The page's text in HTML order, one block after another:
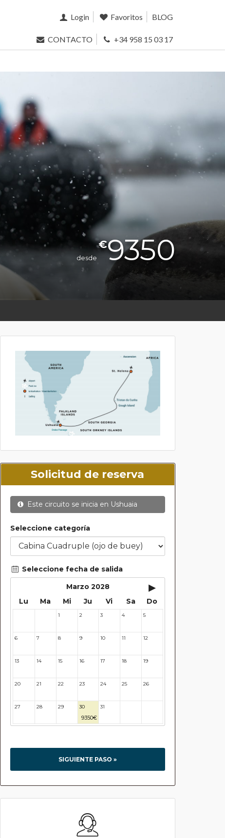
Login Favoritos BLOG
CONTACTO +34 958 15 03 17
desde
€9350
Solicitud de reserva
Este circuito se inicia en Ushuaia
Seleccione categoría
Seleccione fecha de salida
Marzo 2028
▸
Lu Ma Mi Ju Vi Sa Do
1 2 3 4 5
6 7 8 9 10 11 12
13 14 15 16 17 18 19
20 21 22 23 24 25 26
27 28 29 30
9350€
31
SIGUIENTE PASO »